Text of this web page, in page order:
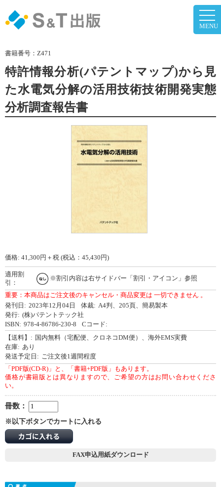
MENU
書籍番号： Z471
特許情報分析(パテントマップ)から見
た水電気分解の活用技術技術開発実態
分析調査報告書
価格: 41,300 円＋税 (税込：45,430円)
適用割
引：
※割引内容は右サイドバー「割引・アイコン」参照
重要：本商品はご注文後のキャンセル・商品変更は 一切できません 。
発刊日: 2023年12月04日 体裁: A4判、205頁、簡易製本
発行: (株)パテントテック社
ISBN: 978-4-86786-230-8
Cコード:
【送料】: 国内無料（宅配便、クロネコDM便）、海外EMS実費
在庫: あり
発送予定日: ご注文後1週間程度
「PDF版(CD-R)」と、「書籍+PDF版」もあります。
価格が書籍版とは異なりますので、ご希望の方はお問い合わせくださ
い。
冊数：
※以下ボタンでカートに入れる
カゴに入れる
FAX申込用紙ダウンロード